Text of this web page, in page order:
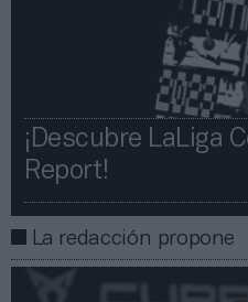
¡Descubre LaLiga
Report!​​
La redacción propone